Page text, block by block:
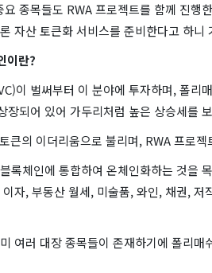
종목들도 RWA 프로젝트를 함께 진행
자산 토큰화 서비스를 준비한다고 하니
이란?
이 벌써부터 이 분야에 투자하며, 폴리
장되어 있어 가두리처럼 높은 상승세를
큰의 이더리움으로 불리며, RWA 프로젝
록체인에 통합하여 온체인화하는 것을
자, 부동산 월세, 미술품, 와인, 채권, 저
여러 대장 종목들이 존재하기에 폴리